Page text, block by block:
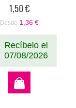
1,50 €
Desde 1,36 €
Recíbelo el
07/08/2026